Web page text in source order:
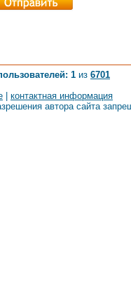
1 из 6701
контактная информация
автора сайта